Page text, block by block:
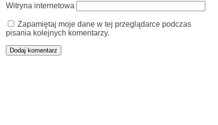
Witryna internetowa
Zapamiętaj moje dane w tej przeglądarce podczas
pisania kolejnych komentarzy.